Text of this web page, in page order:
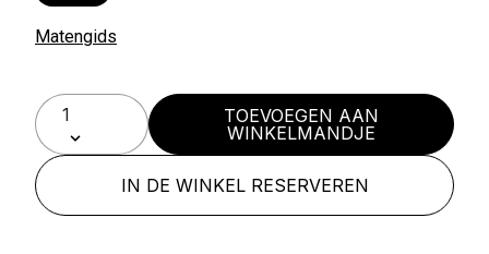
Matengids
TOEVOEGEN AAN
WINKELMANDJE
IN DE WINKEL RESERVEREN